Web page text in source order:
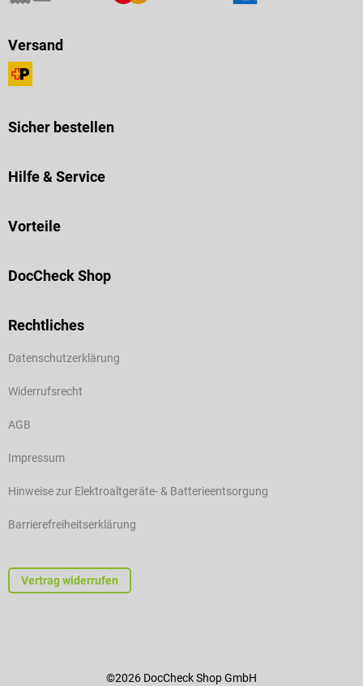
Versand
Sicher bestellen
Hilfe & Service
Vorteile
DocCheck Shop
Rechtliches
Datenschutzerklärung
Widerrufsrecht
AGB
Impressum
Hinweise zur Elektroaltgeräte- & Batterieentsorgung
Barrierefreiheitserklärung
Vertrag widerrufen
©2026 DocCheck Shop GmbH